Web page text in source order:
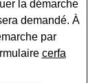
la démarche
demandé. À
par
cerfa